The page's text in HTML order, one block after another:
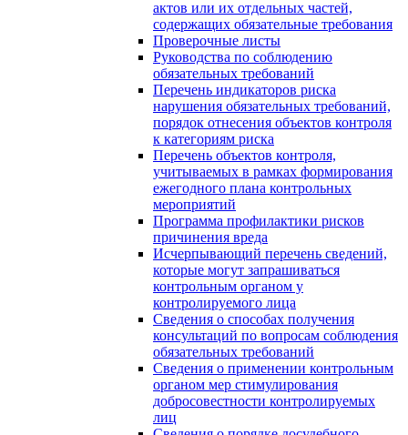
актов или их отдельных частей,
содержащих обязательные требования
Проверочные листы
Руководства по соблюдению
обязательных требований
Перечень индикаторов риска
нарушения обязательных требований,
порядок отнесения объектов контроля
к категориям риска
Перечень объектов контроля,
учитываемых в рамках формирования
ежегодного плана контрольных
мероприятий
Программа профилактики рисков
причинения вреда
Исчерпывающий перечень сведений,
которые могут запрашиваться
контрольным органом у
контролируемого лица
Сведения о способах получения
консультаций по вопросам соблюдения
обязательных требований
Сведения о применении контрольным
органом мер стимулирования
добросовестности контролируемых
лиц